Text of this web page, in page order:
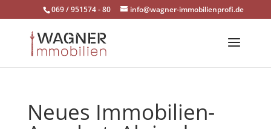
to
content
069 / 951574 - 80 info@wagner-immobilienprofi.de
Neues Immobilien-